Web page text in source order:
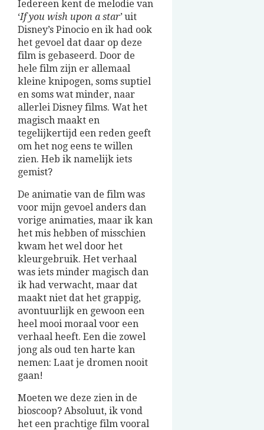
Iedereen kent de melodie van
‘If you wish upon a star’uit
Disney’s Pinocio en ik had ook
het gevoel dat daar op deze
film is gebaseerd. Door de
hele film zijn er allemaal
kleine knipogen, soms suptiel
en soms wat minder, naar
allerlei Disney films. Wat het
magisch maakt en
tegelijkertijd een reden geeft
om het nog eens te willen
zien. Heb ik namelijk iets
gemist?
De animatie van de film was
voor mijn gevoel anders dan
vorige animaties, maar ik kan
het mis hebben of misschien
kwam het wel door het
kleurgebruik. Het verhaal
was iets minder magisch dan
ik had verwacht, maar dat
maakt niet dat het grappig,
avontuurlijk en gewoon een
heel mooi moraal voor een
verhaal heeft. Een die zowel
jong als oud ten harte kan
nemen: Laat je dromen nooit
gaan!
Moeten we deze zien in de
bioscoop? Absoluut, ik vond
het een prachtige film vooral